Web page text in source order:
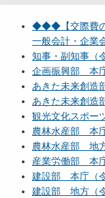
◆◆◆【交際費の
一般会計・企業
知事・副知事（
企画振興部 本
あきた未来創造
あきた未来創造
観光文化スポー
農林水産部 本
農林水産部 地
産業労働部 本
建設部 本庁（
建設部 地方（